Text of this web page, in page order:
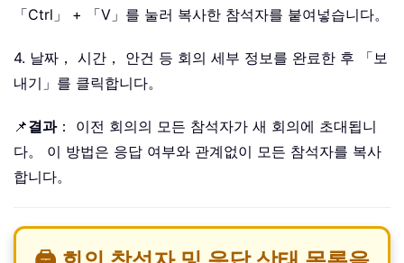
「Ctrl」 + 「V」를 눌러 복사한 참석자를 붙여넣습니다。
4. 날짜， 시간， 안건 등 회의 세부 정보를 완료한 후 「보
내기」를 클릭합니다。
📌결과： 이전 회의의 모든 참석자가 새 회의에 초대됩니
다。 이 방법은 응답 여부와 관계없이 모든 참석자를 복사
합니다。